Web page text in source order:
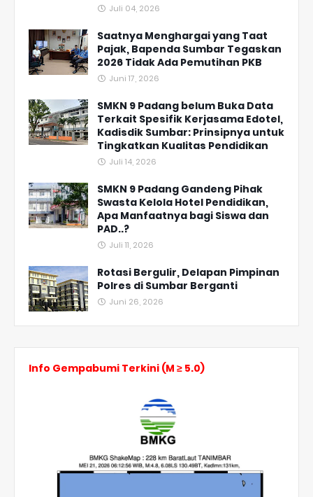
Juli 04, 2026
Saatnya Menghargai yang Taat
Pajak, Bapenda Sumbar Tegaskan
2026 Tidak Ada Pemutihan PKB
Juni 17, 2026
SMKN 9 Padang belum Buka Data
Terkait Spesifik Kerjasama Edotel,
Kadisdik Sumbar: Prinsipnya untuk
Tingkatkan Kualitas Pendidikan
Juli 14, 2026
SMKN 9 Padang Gandeng Pihak
Swasta Kelola Hotel Pendidikan,
Apa Manfaatnya bagi Siswa dan
PAD..?
Juli 11, 2026
Rotasi Bergulir, Delapan Pimpinan
Polres di Sumbar Berganti
Juni 26, 2026
Info Gempabumi Terkini (M ≥ 5.0)